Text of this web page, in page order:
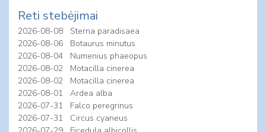
Reti stebėjimai
2026-08-08
Sterna paradisaea
2026-08-06
Botaurus minutus
2026-08-04
Numenius phaeopus
2026-08-02
Motacilla cinerea
2026-08-02
Motacilla cinerea
2026-08-01
Ardea alba
2026-07-31
Falco peregrinus
2026-07-31
Circus cyaneus